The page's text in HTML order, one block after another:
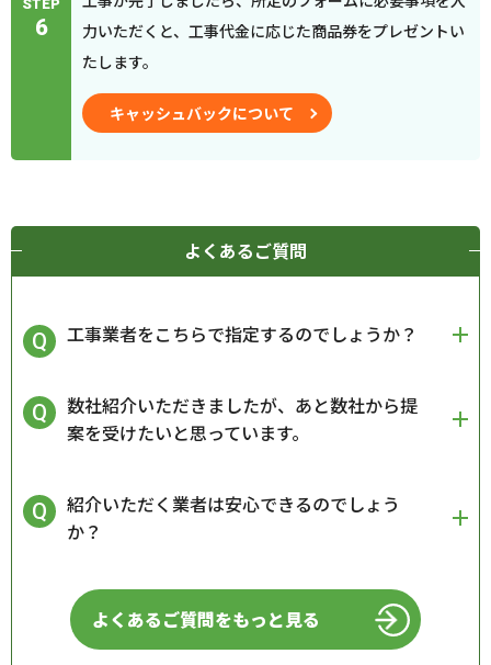
STEP
6
力いただくと、工事代金に応じた商品券をプレゼントい
たします。
キャッシュバックについて
よくあるご質問
工事業者をこちらで指定するのでしょうか？
数社紹介いただきましたが、あと数社から提
案を受けたいと思っています。
紹介いただく業者は安心できるのでしょう
か？
よくあるご質問をもっと見る